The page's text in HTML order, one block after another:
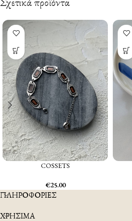
COSSETS
€25.00
ΠΛΗΡΟΦΟΡΙΕΣ
ΧΡΗΣΙΜΑ